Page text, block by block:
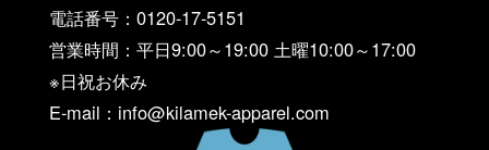
電話番号：0120-17-5151
営業時間：平日9:00～19:00 土曜10:00～17:00
※日祝お休み
E-mail：info@kilamek-apparel.com